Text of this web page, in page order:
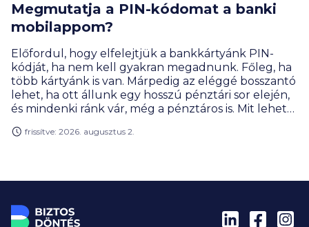
Megmutatja a PIN-kódomat a banki
mobilappom?
Előfordul, hogy elfelejtjük a bankkártyánk PIN-
kódját, ha nem kell gyakran megadnunk. Főleg, ha
több kártyánk is van. Márpedig az eléggé bosszantó
lehet, ha ott állunk egy hosszú pénztári sor elején,
és mindenki ránk vár, még a pénztáros is. Mit lehet
frissítve: 2026. augusztus 2.